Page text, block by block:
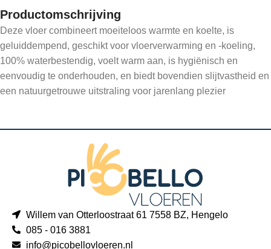
Productomschrijving
Deze vloer combineert moeiteloos warmte en koelte, is
geluiddempend, geschikt voor vloerverwarming en -koeling,
100% waterbestendig, voelt warm aan, is hygiënisch en
eenvoudig te onderhouden, en biedt bovendien slijtvastheid en
een natuurgetrouwe uitstraling voor jarenlang plezier
Willem van Otterloostraat 61 7558 BZ, Hengelo
085 - 016 3881
info@picobellovloeren.nl